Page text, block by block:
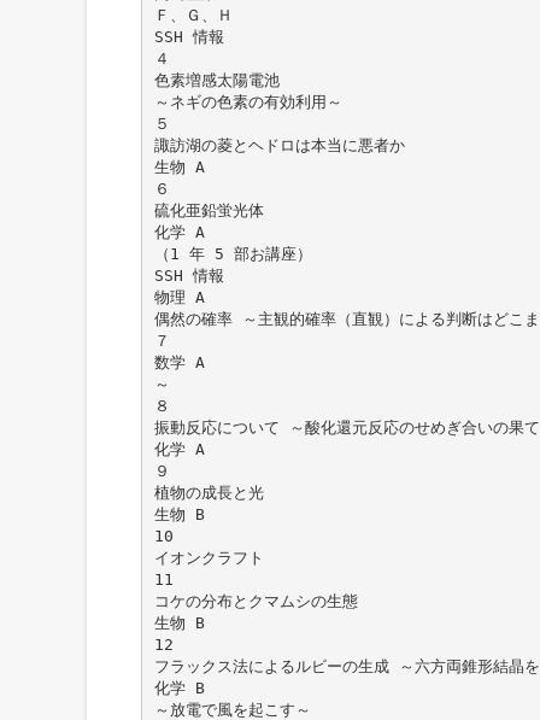
Ｆ、Ｇ、Ｈ
SSH 情報
４
色素増感太陽電池
～ネギの色素の有効利用～
５
諏訪湖の菱とヘドロは本当に悪者か
生物 A
６
硫化亜鉛蛍光体
化学 A
（1 年 5 部お講座）
SSH 情報
物理 A
偶然の確率 ～主観的確率（直観）による判断はどこ
７
数学 A
～
８
振動反応について ～酸化還元反応のせめぎ合いの果て
化学 A
９
植物の成長と光
生物 B
10
イオンクラフト
11
コケの分布とクマムシの生態
生物 B
12
フラックス法によるルビーの生成 ～六方両錐形結晶
化学 B
～放電で風を起こす～